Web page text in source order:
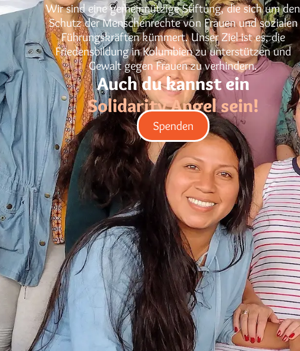
Wir sind eine gemeinnützige Stiftung, die sich um den
Schutz der Menschenrechte von Frauen und sozialen
Führungskräften kümmert. Unser Ziel ist es, die
Friedensbildung in Kolumbien zu unterstützen und
Gewalt gegen Frauen zu verhindern.
Auch du kannst ein
Solidarity Angel sein!
Spenden